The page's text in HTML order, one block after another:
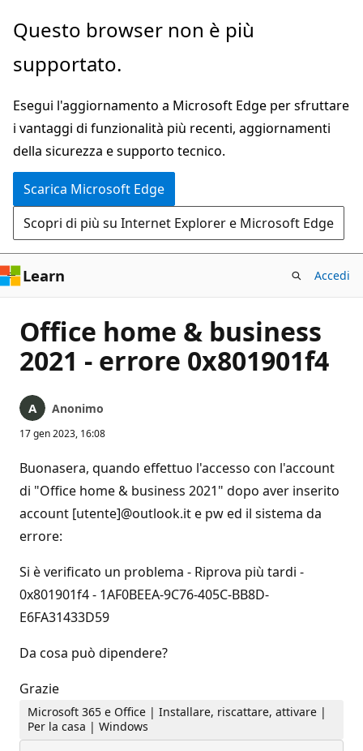
Ignora
passa
contenuto
principale
Questo browser non è più
supportato.
Esegui l'aggiornamento a Microsoft Edge per sfruttare
i vantaggi di funzionalità più recenti, aggiornamenti
della sicurezza e supporto tecnico.
Scarica Microsoft Edge
Scopri di più su Internet Explorer e Microsoft Edge
Learn Accedi
Office home & business
2021 - errore 0x801901f4
Anonimo
17 gen 2023, 16:08
Buonasera, quando effettuo l'accesso con l'account
di "Office home & business 2021" dopo aver inserito
account [utente]@outlook.it e pw ed il sistema da
errore:
Si è verificato un problema - Riprova più tardi -
0x801901f4 - 1AF0BEEA-9C76-405C-BB8D-
E6FA31433D59
Da cosa può dipendere?
Grazie
Microsoft 365 e Office | Installare, riscattare, attivare |
Per la casa | Windows